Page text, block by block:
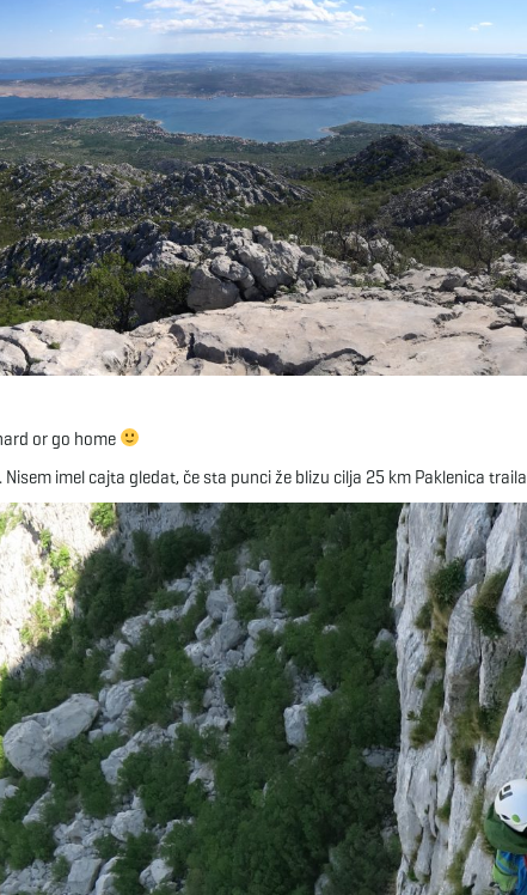
or go home
imel cajta gledat, če sta punci že blizu cilja 25 km Paklenica traila